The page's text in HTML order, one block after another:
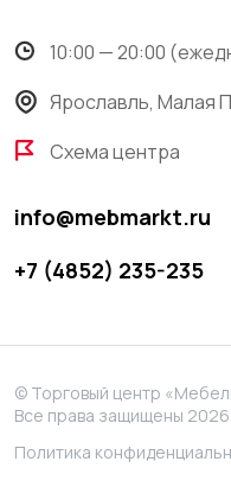
10:00 — 20:00
Ярославль, Малая
Схема центра
info@mebmarkt.ru
+7 (4852) 235-235
© Торговый центр
Все права защищены 2026
Политика